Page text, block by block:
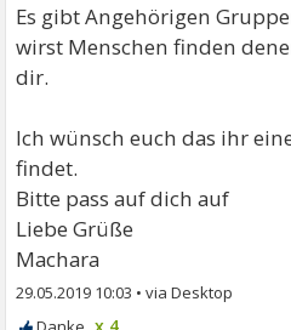
Es gibt Angehörigen
wirst Menschen finden
dir.
Ich wünsch euch das ihr
findet.
Bitte pass auf dich auf
Liebe Grüße
Machara
29.05.2019 10:03 •
x 4